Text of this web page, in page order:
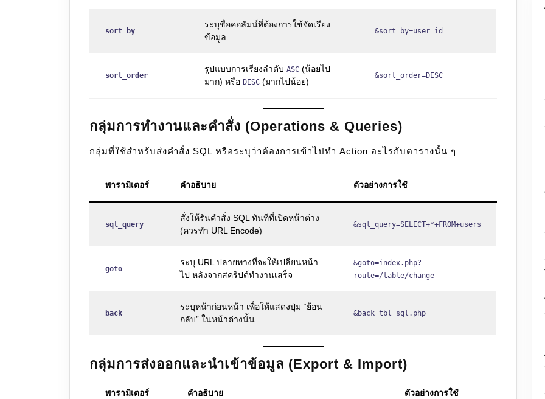
sort_by
ระบุชื่อคอลัมน์ที่ต้องการใช้จัดเรียง
ข้อมูล
&sort_by=user_id
sort_order
รูปแบบการเรียงลำดับ ASC (น้อยไป
มาก) หรือ DESC (มากไปน้อย)
&sort_order=DESC
กลุ่มการทำงานและคำสั่ง (Operations & Queries)
กลุ่มที่ใช้สำหรับส่งคำสั่ง SQL หรือระบุว่าต้องการเข้าไปทำ Action อะไรกับตารางนั้น ๆ
พารามิเตอร์ คำอธิบาย ตัวอย่างการใช้
sql_query
สั่งให้รันคำสั่ง SQL ทันทีที่เปิดหน้าต่าง
(ควรทำ URL Encode)
&sql_query=SELECT+*+FROM+users
goto
ระบุ URL ปลายทางที่จะให้เปลี่ยนหน้า
ไป หลังจากสคริปต์ทำงานเสร็จ
&goto=index.php?
route=/table/change
back
ระบุหน้าก่อนหน้า เพื่อให้แสดงปุ่ม “ย้อน
กลับ” ในหน้าต่างนั้น
&back=tbl_sql.php
กลุ่มการส่งออกและนำเข้าข้อมูล (Export & Import)
พารามิเตอร์ คำอธิบาย ตัวอย่างการใช้